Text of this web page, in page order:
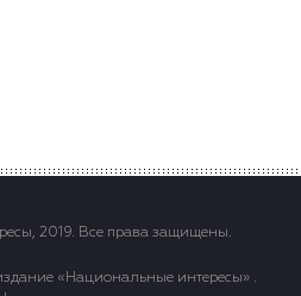
2019. Все права защищены.
«Национальные интересы» .